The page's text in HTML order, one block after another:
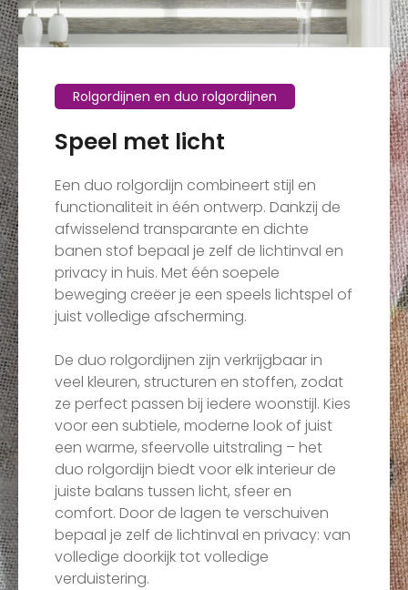
Rolgordijnen en duo rolgordijnen
Speel met licht
Een duo rolgordijn combineert stijl en
functionaliteit in één ontwerp. Dankzij de
afwisselend transparante en dichte
banen stof bepaal je zelf de lichtinval en
privacy in huis. Met één soepele
beweging creëer je een speels lichtspel of
juist volledige afscherming.
De duo rolgordijnen zijn verkrijgbaar in
veel kleuren, structuren en stoffen, zodat
ze perfect passen bij iedere woonstijl. Kies
voor een subtiele, moderne look of juist
een warme, sfeervolle uitstraling – het
duo rolgordijn biedt voor elk interieur de
juiste balans tussen licht, sfeer en
comfort. Door de lagen te verschuiven
bepaal je zelf de lichtinval en privacy: van
volledige doorkijk tot volledige
verduistering.